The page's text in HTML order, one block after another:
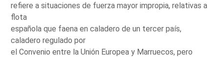
refiere a situaciones de fuerza mayor impropia, relativas a
flota
española que faena en caladero de un tercer país,
caladero regulado por
el Convenio entre la Unión Europea y Marruecos, pero